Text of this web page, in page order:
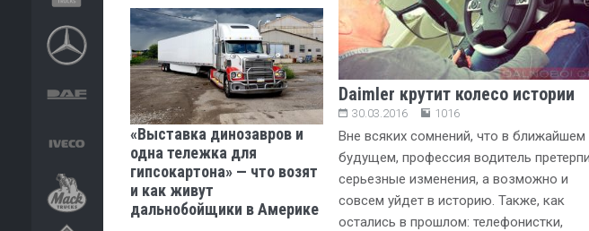
«Выставка динозавров и
одна тележка для
гипсокартона» — что возят
и как живут
дальнобойщики в Америке
Daimler крутит колесо истории
30.03.2016 1016
Вне всяких сомнений, что в ближайшем
будущем, профессия водитель
серьезные изменения, а возможно и
совсем уйдет в историю. Также, как
остались в прошлом: телефонистки,